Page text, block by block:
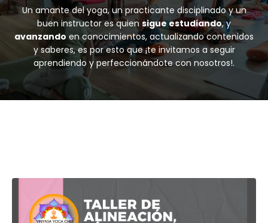
Un amante del yoga, un practicante disciplinado y un
buen instructor es quien sigue estudiando, y
avanzando en conocimientos, actualizando contenidos
y saberes, es por esto que ¡te invitamos a seguir
aprendiendo y perfeccionándote con nosotros!.